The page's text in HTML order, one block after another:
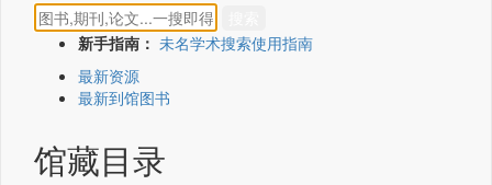
新手指南： 未名学术搜索使用指南
最新资源
最新到馆图书
馆藏目录